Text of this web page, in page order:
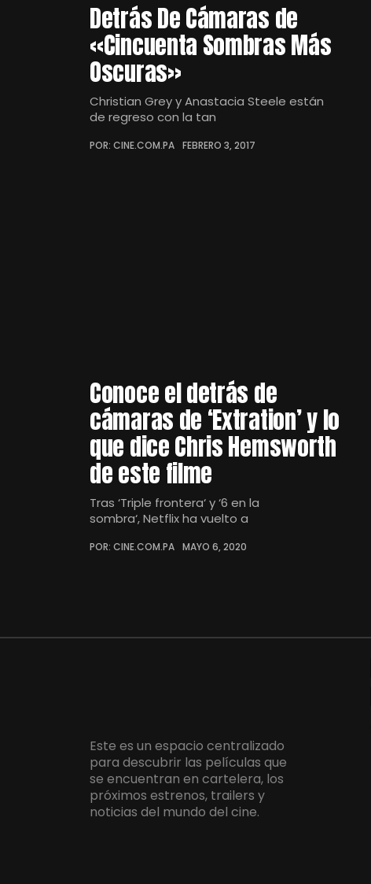
Detrás De Cámaras de
«Cincuenta Sombras Más
Oscuras»
Christian Grey y Anastacia Steele están
de regreso con la tan
POR: CINE.COM.PA FEBRERO 3, 2017
Conoce el detrás de
cámaras de ‘Extration’ y lo
que dice Chris Hemsworth
de este filme
Tras ‘Triple frontera‘ y ‘6 en la
sombra‘, Netflix ha vuelto a
POR: CINE.COM.PA MAYO 6, 2020
Este es un espacio centralizado
para descubrir las películas que
se encuentran en cartelera, los
próximos estrenos, trailers y
noticias del mundo del cine.